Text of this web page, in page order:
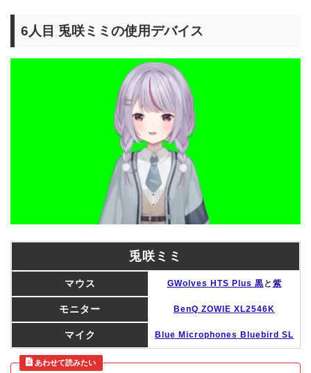
6人目 兎咲ミミの使用デバイス
兎咲ミミ
マウス GWolves HTS Plus 黒 と 紫
モニター BenQ ZOWIE XL2546K
マイク Blue Microphones Bluebird SL